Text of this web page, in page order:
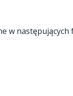
w następujących